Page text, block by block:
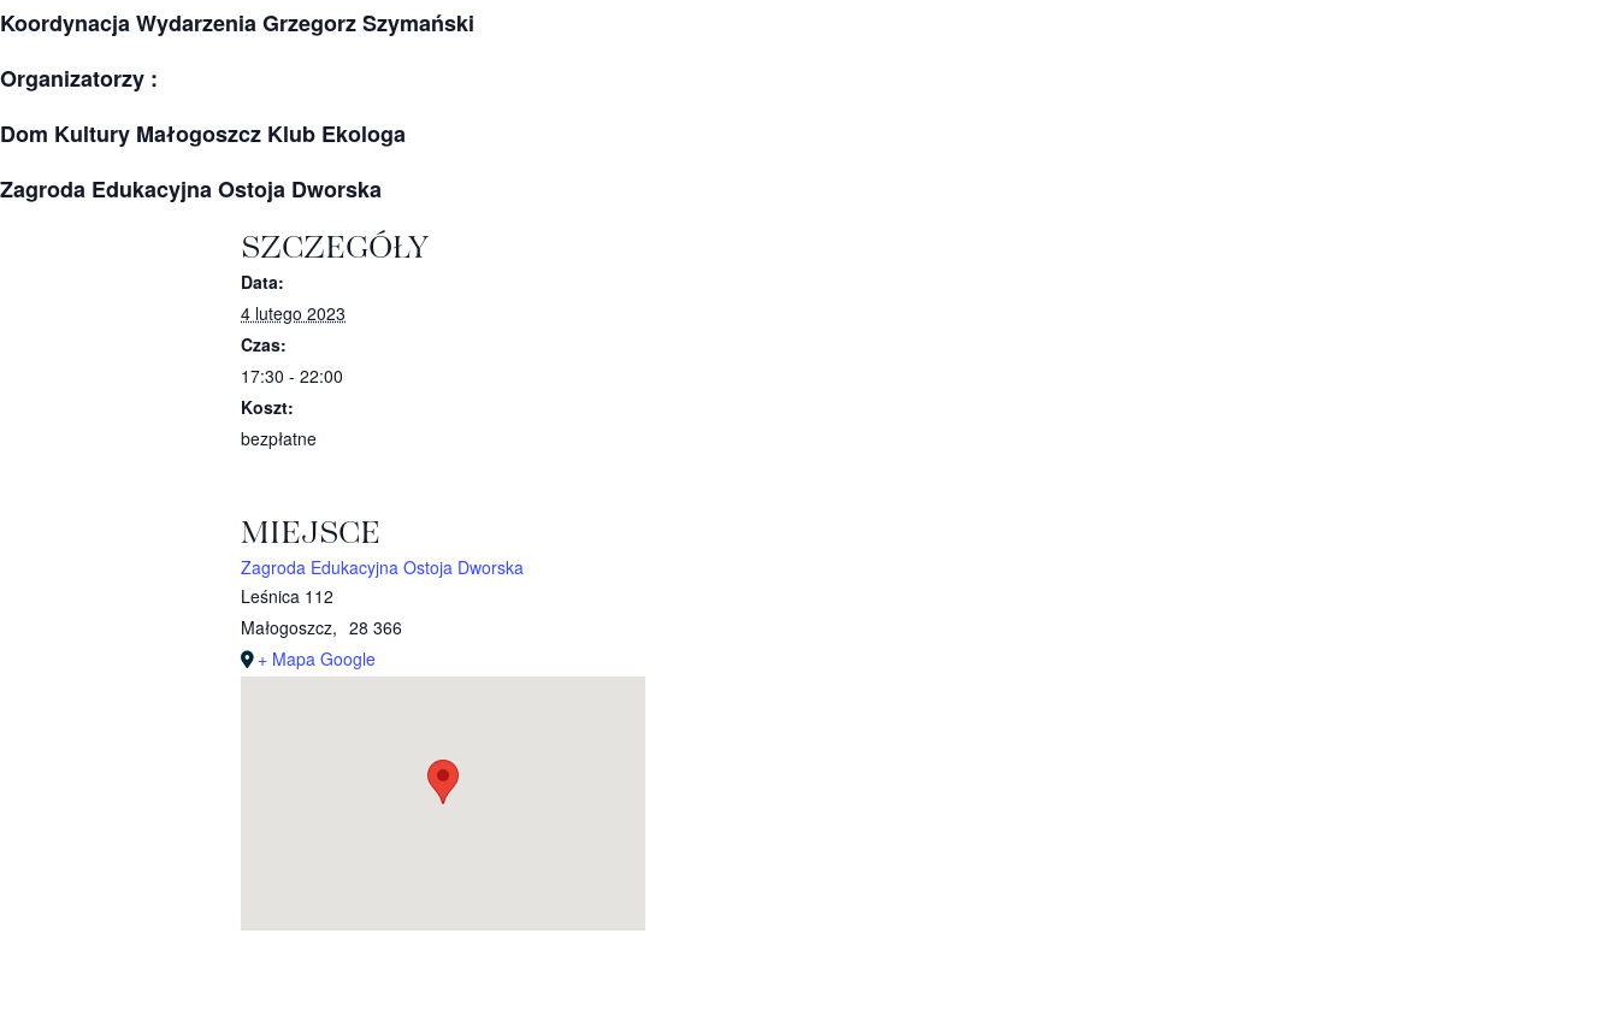
Koordynacja Wydarzenia Grzegorz Szymański
Organizatorzy :
Dom Kultury Małogoszcz Klub Ekologa
Zagroda Edukacyjna Ostoja Dworska
SZCZEGÓŁY
Data:
4 lutego 2023
Czas:
17:30 - 22:00
Koszt:
bezpłatne
MIEJSCE
Zagroda Edukacyjna Ostoja Dworska
Leśnica 112
Małogoszcz, 28 366
+ Mapa Google